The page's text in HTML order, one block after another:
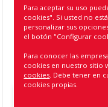
TRIANGULO
REMOLQUE (2)
Referencia
2095
EAN13:
Para aceptar su uso
cookies". Si usted no
personalizar sus
el botón "Configurar
Para conocer las
cookies en nuestro sitio
cookies. Debe tener en
cookies propias.